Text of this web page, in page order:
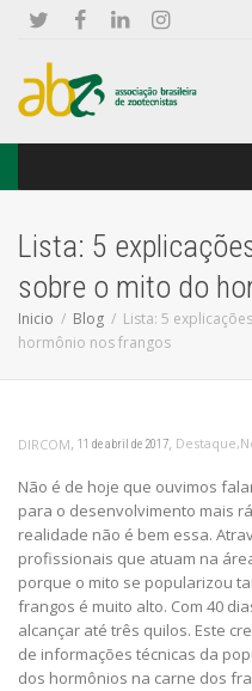
Lista: 5
sobre o mito do
Inicio Blog
Lista: 5
hormônio nos frangos
DIRCOM, 11 de abril de 2017, Destaque,
Não é de hoje que ouvimos
para o desenvolvimento mais
realidade não é bem essa.
profissionais que atuam na
porque o mito se popularizou
frangos é muito alto. Com 40
alcançar até três quilos. Este
de informações técnicas da
dos hormônios na carne dos